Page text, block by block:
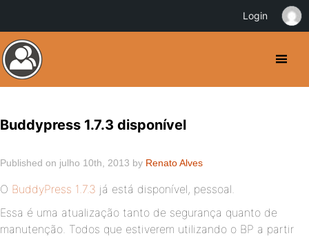
Buddypress 1.7.3 disponível
Published on julho 10th, 2013 by Renato Alves
O BuddyPress 1.7.3 já está disponível, pessoal.
Essa é uma atualização tanto de segurança quanto de
manutenção. Todos que estiverem utilizando o BP a partir
Login